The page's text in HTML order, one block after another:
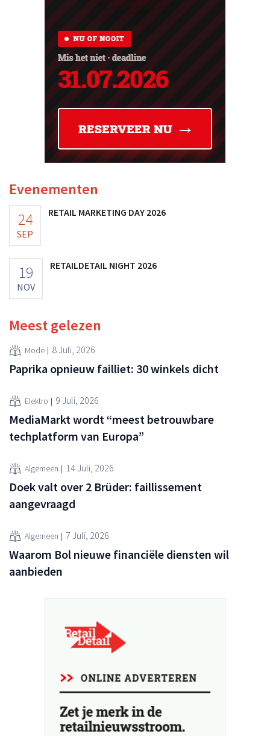
Evenementen
24
SEP
RETAIL MARKETING DAY 2026
19
NOV
RETAILDETAIL NIGHT 2026
Meest gelezen
Mode 8 Juli, 2026
Paprika opnieuw failliet: 30 winkels dicht
Elektro 9 Juli, 2026
MediaMarkt wordt “meest betrouwbare
techplatform van Europa”
Algemeen 14 Juli, 2026
Doek valt over 2 Brüder: faillissement
aangevraagd
Algemeen 7 Juli, 2026
Waarom Bol nieuwe financiële diensten wil
aanbieden